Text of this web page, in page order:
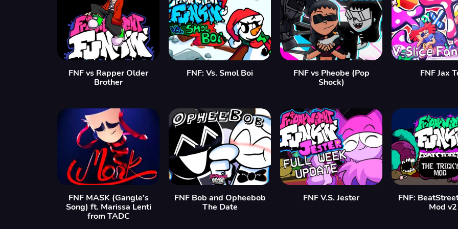
FNF vs Rapper Older
Brother
FNF: Vs. Smol Boi
FNF vs Pheobe (Pop
Shock)
FNF Jax
FNF MASK (Gangle’s
Song) ft. Marissa Lenti
from TADC
FNF Bob and Opheebob
The Date
FNF V.S. Jester
FNF:
Mod v2